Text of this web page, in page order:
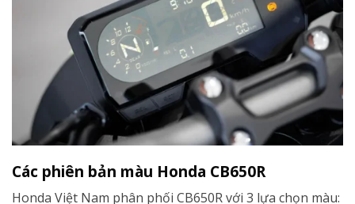
Các phiên bản màu Honda CB650R
Honda Việt Nam phân phối CB650R với 3 lựa chọn màu: